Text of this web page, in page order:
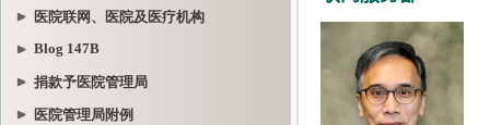
医院联网、医院及医疗机构
Blog 147B
捐款予医院管理局
医院管理局附例